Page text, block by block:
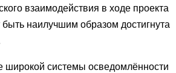
взаимодействия в ходе проекта
наилучшим образом достигнута
широкой системы осведомлённости